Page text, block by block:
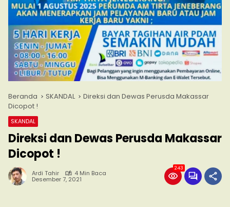
Beranda SKANDAL
Direksi dan Dewas Perusda Makassar
Dicopot !
SKANDAL
Direksi dan Dewas Perusda Makassar
Dicopot !
Ardi Tahir 4 Min Baca
Desember 7, 2021
243